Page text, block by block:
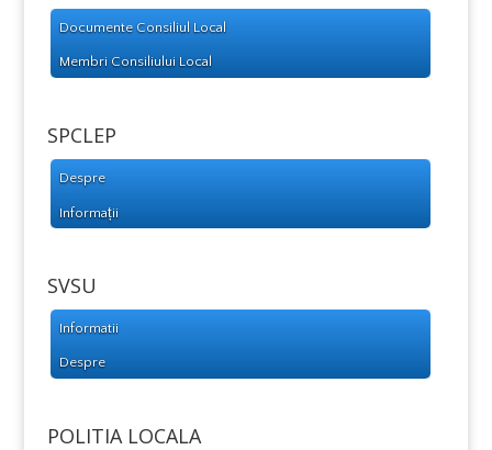
Documente Consiliul Local
Membri Consiliului Local
SPCLEP
Despre
Informații
SVSU
Informatii
Despre
POLITIA LOCALA